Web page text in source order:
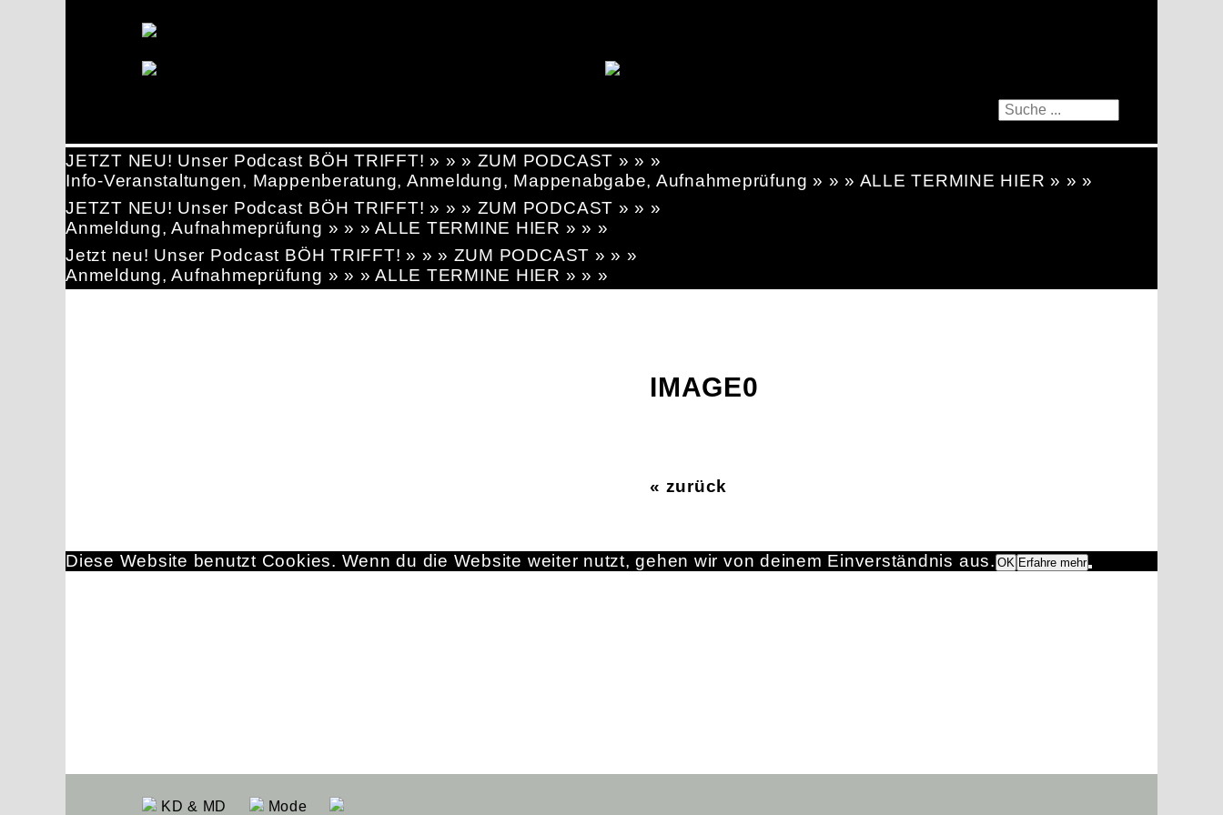
JETZT NEU! Unser Podcast BÖH TRIFFT! » » » ZUM PODCAST » » »
Info-Veranstaltungen, Mappenberatung, Anmeldung, Mappenabgabe, Aufnahmeprüfung » » » ALLE TERMINE HIER » » »
JETZT NEU! Unser Podcast BÖH TRIFFT! » » » ZUM PODCAST » » »
Anmeldung, Aufnahmeprüfung » » » ALLE TERMINE HIER » » »
Jetzt neu! Unser Podcast BÖH TRIFFT! » » » ZUM PODCAST » » »
Anmeldung, Aufnahmeprüfung » » » ALLE TERMINE HIER » » »
IMAGE0
« zurück
KD & MD Mode
Diese Website benutzt Cookies. Wenn du die Website weiter nutzt, gehen wir von deinem Einverständnis aus. OK Erfahre mehr